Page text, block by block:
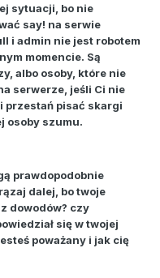
sytuacji, bo nie
say! na serwie
i admin nie jest robotem
momencie. Są
albo osoby, które nie
serwerze, jeśli Ci nie
przestań pisać skargi
osoby szumu.
prawdopodobnie
dalej, bo twoje
dowodów? czy
się w twojej
poważany i jak cię